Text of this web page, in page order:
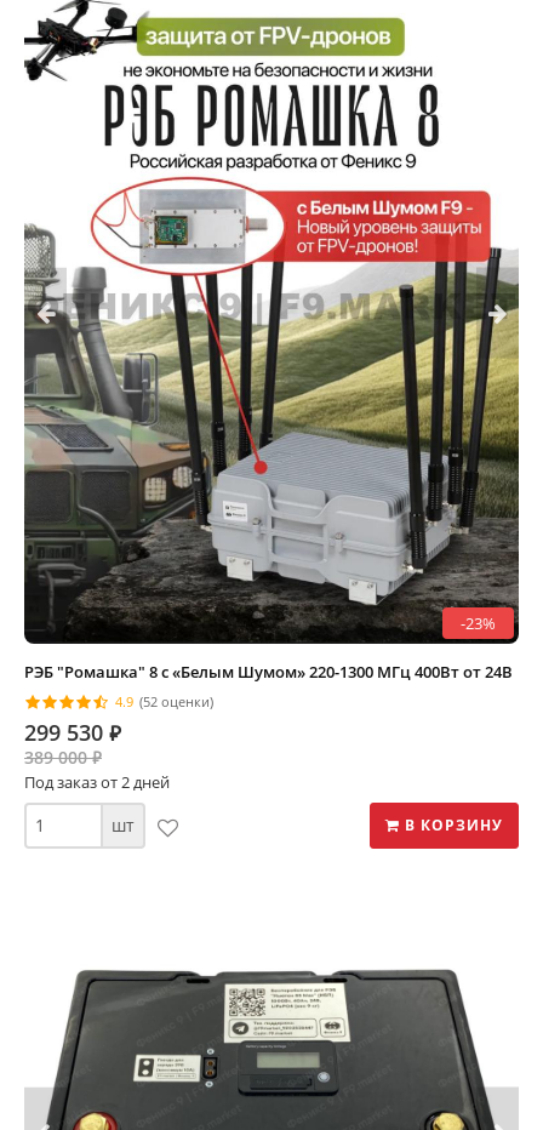
-23%
РЭБ "Ромашка" 8 с «Белым Шумом» 220-1300 МГц 400Вт от 24В
4.9 (52 оценки)
299 530 ⃏
389 000 ⃏
Под заказ от 2 дней
шт В КОРЗИНУ